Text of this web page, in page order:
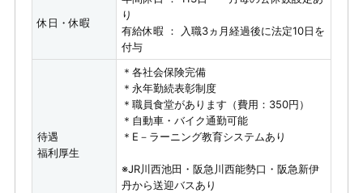
休日・休暇
り
有給休暇 ： 入職3ヵ月経過後に法定10日を
付与
待遇
福利厚生
＊各社会保険完備
＊永年勤続表彰制度
＊職員食堂があります（費用：350円）
＊自動車・バイク通勤可能
＊E－ラーニング教育システムあり
※JR川西池田・阪急川西能勢口・阪急新伊
丹から送迎バスあり